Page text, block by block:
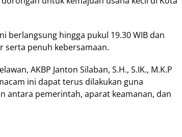
berlangsung hingga pukul 19.30 WIB dan
serta penuh kebersamaan.
AKBP Janton Silaban, S.H., S.IK., M.K.P
ini dapat terus dilakukan guna
antara pemerintah, aparat keamanan, dan